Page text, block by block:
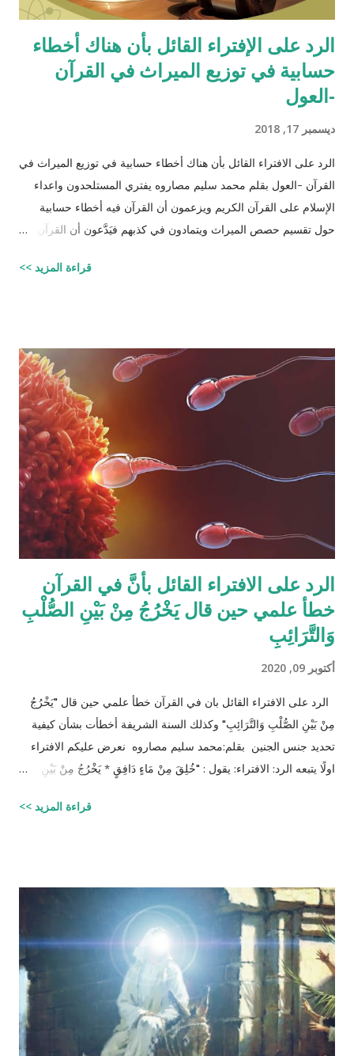
الرد على الإفتراء القائل بأن هناك أخطاء
حسابية في توزيع الميراث في القرآن
-العول
ديسمبر 17, 2018
الرد على الافتراء القائل بأن هناك أخطاء حسابية في توزيع الميراث في
القرآن -العول بقلم محمد سليم مصاروه يفتري المستلحدون واعداء
الإسلام على القرآن الكريم ويزعمون أن القرآن فيه أخطاء حسابية
حول تقسيم حصص الميراث ويتمادون في كذبهم فيَدَّعون أن القرآن من
الحصص وذلك لأنه في حالات مُعَيَّنة يكون مجموع حصص الورثة أكثر
القرآن الكريم مقدار حصص الوارثين المحتمل وجودهم على الغالب
أثناء تقسيم الميراث، فمثلاً ترث الأخت نصف مقدار الأخ الشقيق ولكن
هناك الكثير من الاحتمالات لوجود عدة أنواع من الورثة في نفس الوقت
مثل (أخ، أخت، عّم، جد حفيد وكذا) وبطبيعة الحال ليس من المعقول
افتراض تفصيل آيات القرآن الكريم لكل الحالات التي فيها تراكيب
مختلفة من الوارثين، وإلِّا لصار القرآن مُجَلَّدات من الحسابات
قراءة المزيد >>
الرد على الافتراء القائل بأنَّ في القرآن
خطأ علمي حين قال يَخْرُجُ مِنْ بَيْنِ الصُّلْبِ
وَالتَّرَائِبِ
أكتوبر 09, 2020
الرد على الافتراء القائل بان في القرآن خطأ علمي حين قال "يَخْرُجُ
مِنْ بَيْنِ الصُّلْبِ وَالتَّرَائِبِ" وكذلك السنة الشريفة أخطأت بشأن كيفية
تحديد جنس الجنين بقلم:محمد سليم مصاروه نعرض عليكم الافتراء
اولًا يتبعه الرد: الافتراء: يقول : "خُلِقَ مِنْ مَاءٍ دَافِقٍ * يَخْرُجُ مِنْ بَيْنِ
المنطقة الصدرية عندها ( الترائب ) , و لا يتكون مني الرجل من منطقته
الصدريّة أيضاً ( الصلب ) هو يتكون في الخصيتين خارج البطن بعيداً عن
منطقة الصدر !! وهذا ايضاً حديث صحيح يوضح مقصد الآية اكثر :" ماء
الرجل أبيض وماء المرأة أصفر، فإذا اجتمعا فعلا مني الرجل مني
المرأة أذكرا بإذن الله، وإذا علا مني المرأة مني الرجل أنثا بإذن الله "
صحيح مسلم ‪http://fatwa.islamweb.net/fatwa/index.php?
page=sh...
قراءة المزيد >>